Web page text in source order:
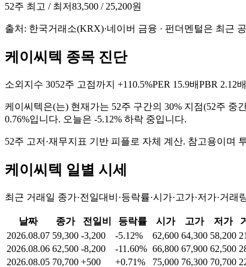
52주 최고 / 최저83,500 / 25,200원
출처: 한국거래소(KRX)·네이버 금융 · 펀더멘털은 최근
케이씨텍 종목 진단
소외지수 3052주 고점까지 +110.5%PER 15.9배PBR 2.12배
케이씨텍은(는) 현재가는 52주 구간의 30% 지점(52주 중
0.76%입니다. 오늘은 -5.12% 하락 중입니다.
52주 고저·재무지표 기반 피플로 자체 계산. 참고용이며
케이씨텍 일별 시세
최근 거래일 종가·전일대비·등락률·시가·고가·저가·거래
날짜 종가 전일비 등락률 시가 고가 저가
2026.08.07 59,300 -3,200 -5.12% 62,600 64,300 58,200
2026.08.06 62,500 -8,200 -11.60% 66,800 67,900 62,500
2026.08.05 70,700 +500 +0.71% 75,000 76,300 70,700